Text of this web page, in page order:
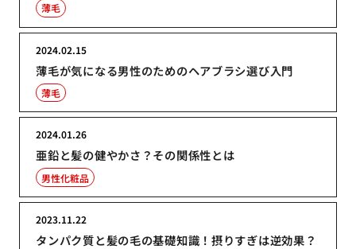
薄毛
薄毛が気になる男性のためのヘアブラシ選び入門
2024.02.15
薄毛
亜鉛と髪の健やかさ？その関係性とは
2024.01.26
男性化粧品
タンパク質と髪の毛の基礎知識！摂りすぎは逆効果？
2023.11.22